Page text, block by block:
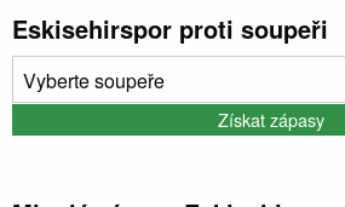
Eskisehirspor proti soupeři